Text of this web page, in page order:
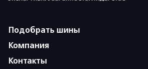
Подобрать шины
Компания
Контакты